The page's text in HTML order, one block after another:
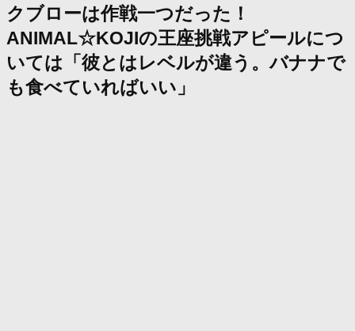
クブローは作戦一つだった！
ANIMAL☆KOJIの王座挑戦アピールにつ
いては「彼とはレベルが違う。バナナで
も食べていればいい」